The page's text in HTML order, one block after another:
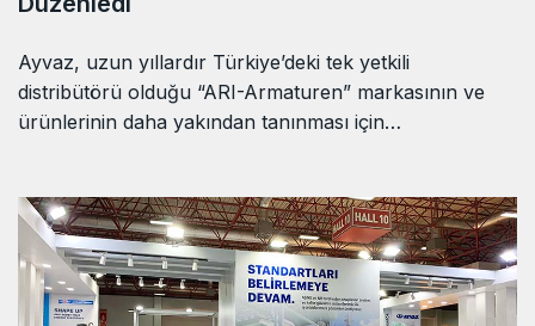
Ayvaz, uzun yıllardır Türkiye’deki tek yetkili
distribütörü olduğu “ARI-Armaturen” markasının ve
ürünlerinin daha yakından tanınması için…